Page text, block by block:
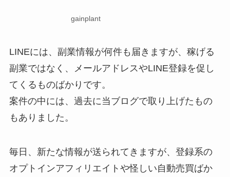
gainplant
LINEには、副業情報が何件も届きますが、稼げる
副業ではなく、メールアドレスやLINE登録を促し
てくるものばかりです。
案件の中には、過去に当ブログで取り上げたもの
もありました。
毎日、新たな情報が送られてきますが、登録系の
オプトインアフィリエイトや怪しい自動売買ばか